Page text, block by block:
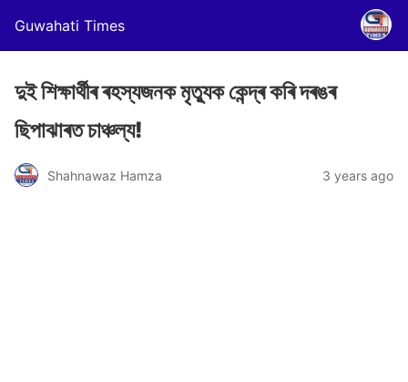
Guwahati Times
দুই শিক্ষাৰ্থীৰ ৰহস্যজনক মৃত্যুক কেন্দ্ৰ কৰি দৰঙৰ
ছিপাঝাৰত চাঞ্চল্য!
Shahnawaz Hamza 3 years ago